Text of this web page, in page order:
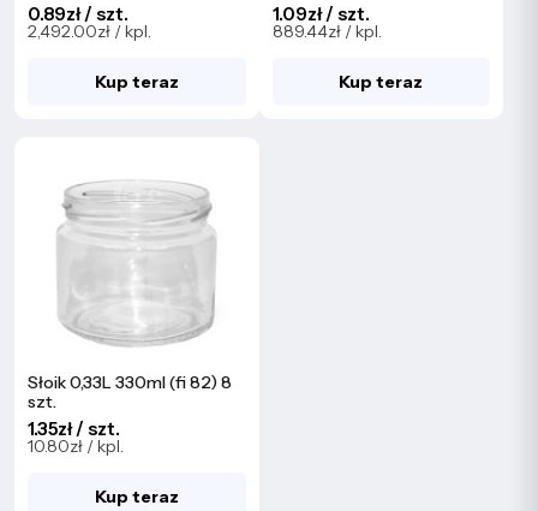
0.89zł / szt.
2,492.00zł / kpl.
Kup teraz
1.09zł / szt.
889.44zł / kpl.
Kup teraz
Słoik 0,33L 330ml (fi 82) 8
szt.
1.35zł / szt.
10.80zł / kpl.
Kup teraz